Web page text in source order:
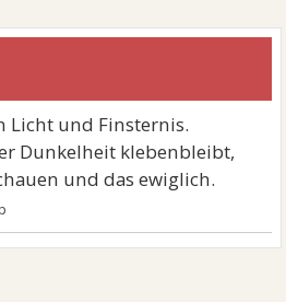
Licht und Finsternis.
Dunkelheit klebenbleibt,
und das ewiglich.